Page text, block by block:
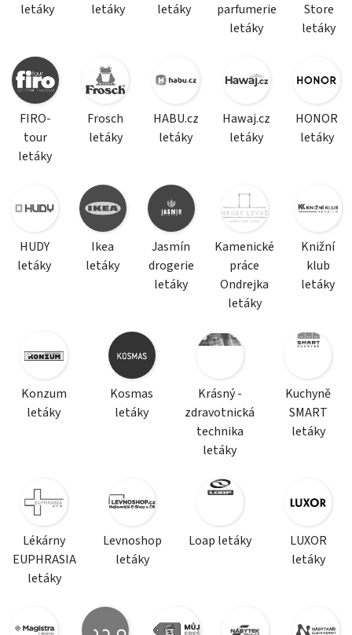
letáky
letáky
letáky
parfumerie
letáky
Store
letáky
FIRO-
tour
letáky
Frosch
letáky
HABU.cz
letáky
Hawaj.cz
letáky
HONOR
letáky
HUDY
letáky
Ikea
letáky
Jasmín
drogerie
letáky
Kamenické
práce
Ondrejka
letáky
Knižní
klub
letáky
Konzum
letáky
Kosmas
letáky
Krásný -
zdravotnická
technika
letáky
Kuchyně
SMART
letáky
Lékárny
EUPHRASIA
letáky
Levnoshop
letáky
Loap letáky
LUXOR
letáky